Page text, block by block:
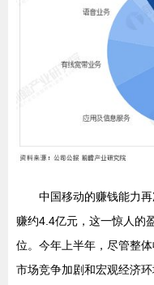
中国移动的赚钱能力
赚约4.4亿元，这一惊人的
位。今年上半年，尽管整
市场竞争加剧和宏观经济环